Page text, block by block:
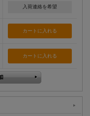
入荷連絡を希望